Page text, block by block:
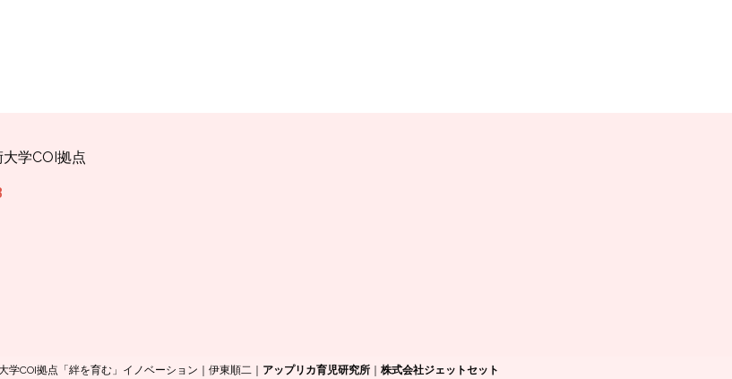
学COI拠点
COI拠点「絆を育む」イノベーション｜伊東順二｜ アップリカ育児研究所｜ 株式会社ジェットセット